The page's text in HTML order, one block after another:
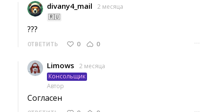
divany4_mail
2 месяца
🇷🇺
???
ОТВЕТИТЬ 0 0 ···
Limows
2 месяца
Консольщик
Автор
Согласен